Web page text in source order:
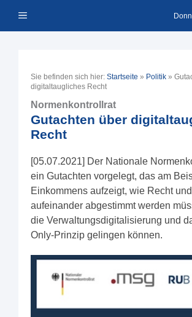
Inhalt Menü
Sie befinden sich hier: Startseite » Politik »
digitaltaugliches Recht
Normenkontrollrat
Gutachten über
Recht
[05.07.2021] Der Nationale
ein Gutachten vorgelegt, das am
Einkommens aufzeigt, wie Recht
aufeinander abgestimmt werden
die Verwaltungsdigitalisierung und
Only-Prinzip gelingen können.